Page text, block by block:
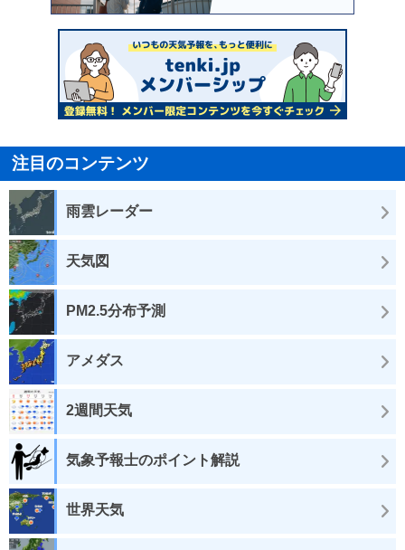
注目のコンテンツ
雨雲レーダー
天気図
PM2.5分布予測
アメダス
2週間天気
気象予報士のポイント解説
世界天気